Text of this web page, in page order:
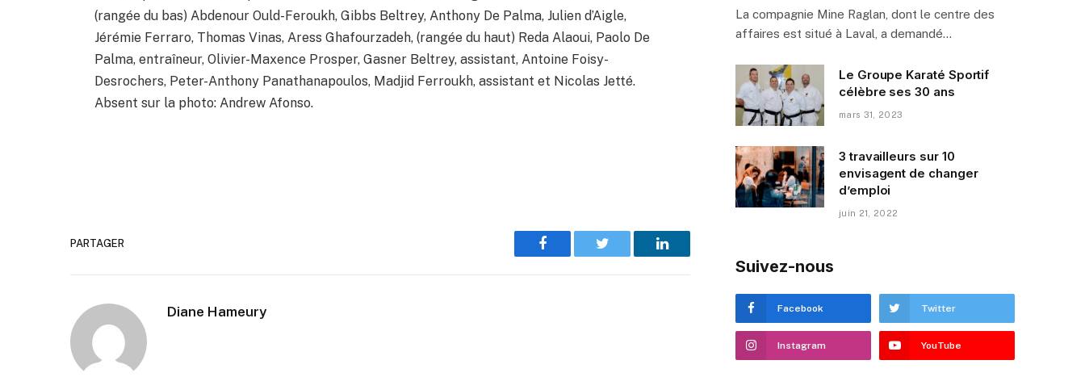
(rangée du bas) Abdenour Ould-Feroukh, Gibbs Beltrey, Anthony De Palma, Julien d’Aigle,
Jérémie Ferraro, Thomas Vinas, Aress Ghafourzadeh, (rangée du haut) Reda Alaoui, Paolo De
Palma, entraîneur, Olivier-Maxence Prosper, Gasner Beltrey, assistant, Antoine Foisy-
Desrochers, Peter-Anthony Panathanapoulos, Madjid Ferroukh, assistant et Nicolas Jetté.
Absent sur la photo: Andrew Afonso.
PARTAGER
Facebook Twitter LinkedIn
Diane Hameury
La compagnie Mine Raglan, dont le centre des
affaires est situé à Laval, a demandé…
Le Groupe Karaté Sportif
célèbre ses 30 ans
mars 31, 2023
3 travailleurs sur 10
envisagent de changer
d’emploi
juin 21, 2022
Suivez-nous
Facebook Twitter
Instagram YouTube